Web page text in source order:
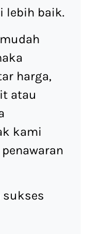
lebih baik.
harga,
atau
kami
sukses